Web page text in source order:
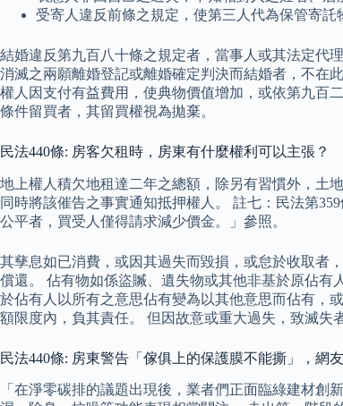
受寄人違反前條之規定，使第三人代為保管寄
結婚違反第九百八十條之規定者，當事人或其法定代
消滅之兩願離婚登記或離婚確定判決而結婚者，不在
權人因支付有益費用，使典物價值增加，或依第九百
條件留買者，其留買權視為拋棄。
民法440條: 房客欠租時，房東有什麼權利可以主張？
地上權人積欠地租達二年之總額，除另有習慣外，土
同時將該催告之事實通知抵押權人。 註七：民法第
公平者，買受人僅得請求減少價金。」參照。
其孳息如已消費，或因其過失而毀損，或怠於收取者
償還。 佔有物如係盜贓、遺失物或其他非基於原佔有
於佔有人以所有之意思佔有變為以其他意思而佔有，
額限度內，負其責任。 但因故意或重大過失，致滅失
民法440條: 房東警告「傢俱上的保護膜不能撕」，網
「在淨零碳排的議題出現後，業者們正面臨綠建材